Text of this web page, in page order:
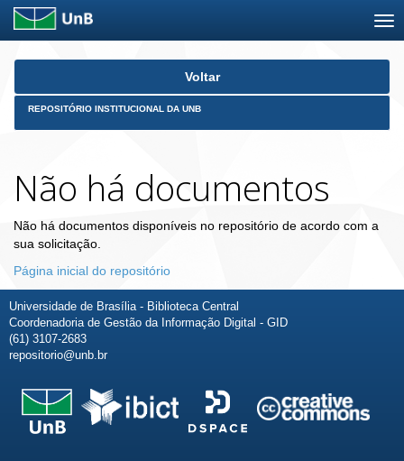
Skip
Voltar
REPOSITÓRIO INSTITUCIONAL DA UNB
Não há documentos
Não há documentos disponíveis no repositório de acordo com a
sua solicitação.
Página inicial do repositório
Universidade de Brasília - Biblioteca Central
Coordenadoria de Gestão da Informação Digital - GID
(61) 3107-2683
repositorio@unb.br